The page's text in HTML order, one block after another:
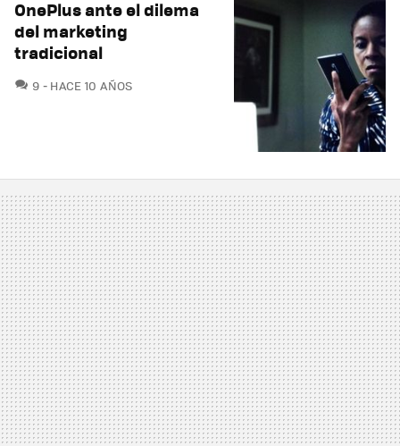
OnePlus ante el dilema
del marketing
tradicional
9 COMENTARIOS
HACE 10 AÑOS